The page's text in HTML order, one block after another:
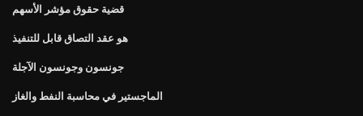
قضية حقوق مؤشر الأسهم
هو عقد التصاق قابل للتنفيذ
جونسون وجونسون الآجلة
الماجستير في محاسبة النفط والغاز